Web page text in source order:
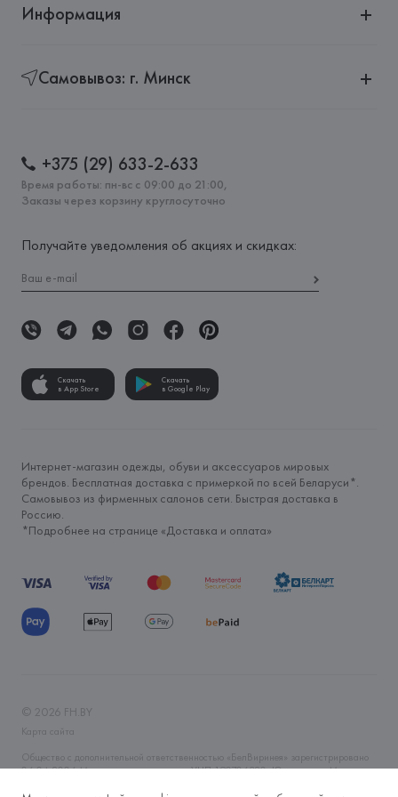
Информация
Самовывоз: г. Минск
+375 (29) 633-2-633
Время работы: пн-вс с 09:00 до 21:00,
Заказы через корзину круглосуточно
Получайте уведомления об акциях и скидках:
Скачать
в App Store
Скачать
в Google Play
Интернет-магазин одежды, обуви и аксессуаров мировых
брендов. Бесплатная доставка с примеркой по всей Беларуси*.
Самовывоз из фирменных салонов сети. Быстрая доставка в
Россию.
*Подробнее на странице «Доставка и оплата»
© 2026 FH.BY
Карта сайта
Общество с дополнительной ответственностью «БелВиринея» зарегистрировано
06.04.2006 Минским горисполкомом. УНП 190706320. Юр.адрес: г. Минск, ул.